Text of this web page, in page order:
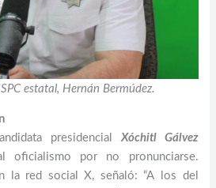
estatal, Hernán Bermúdez.
presidencialXóchitl Gálvez
oficialismo por no pronunciarse.
la red social X, señaló: “A los del